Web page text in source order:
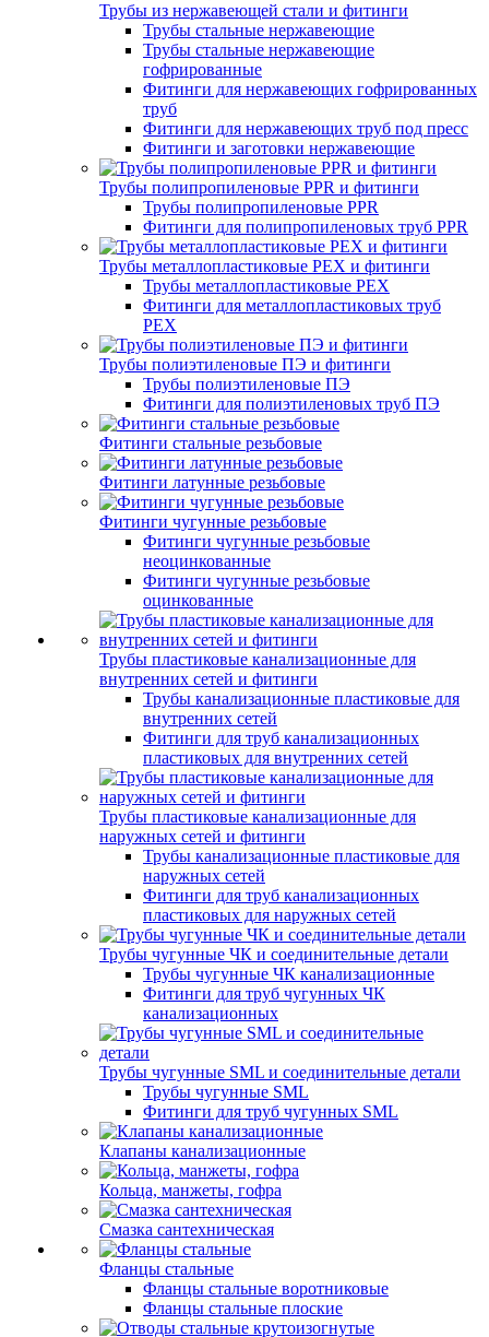
Трубы из нержавеющей стали и фитинги
Трубы стальные нержавеющие
Трубы стальные нержавеющие
гофрированные
Фитинги для нержавеющих гофрированных
труб
Фитинги для нержавеющих труб под пресс
Фитинги и заготовки нержавеющие
Трубы полипропиленовые PPR и фитинги
Трубы полипропиленовые PPR
Фитинги для полипропиленовых труб PPR
Трубы металлопластиковые PEX и фитинги
Трубы металлопластиковые PEX
Фитинги для металлопластиковых труб
PEX
Трубы полиэтиленовые ПЭ и фитинги
Трубы полиэтиленовые ПЭ
Фитинги для полиэтиленовых труб ПЭ
Фитинги стальные резьбовые
Фитинги латунные резьбовые
Фитинги чугунные резьбовые
Фитинги чугунные резьбовые
неоцинкованные
Фитинги чугунные резьбовые
оцинкованные
Трубы пластиковые канализационные для
внутренних сетей и фитинги
Трубы канализационные пластиковые для
внутренних сетей
Фитинги для труб канализационных
пластиковых для внутренних сетей
Трубы пластиковые канализационные для
наружных сетей и фитинги
Трубы канализационные пластиковые для
наружных сетей
Фитинги для труб канализационных
пластиковых для наружных сетей
Трубы чугунные ЧК и соединительные детали
Трубы чугунные ЧК канализационные
Фитинги для труб чугунных ЧК
канализационных
Трубы чугунные SML и соединительные детали
Трубы чугунные SML
Фитинги для труб чугунных SML
Клапаны канализационные
Кольца, манжеты, гофра
Смазка сантехническая
Фланцы стальные
Фланцы стальные воротниковые
Фланцы стальные плоские